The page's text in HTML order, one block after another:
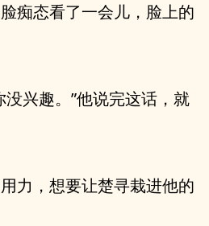
痴态看了一会儿，脸上的
没兴趣。”他说完这话，就
力，想要让楚寻栽进他的